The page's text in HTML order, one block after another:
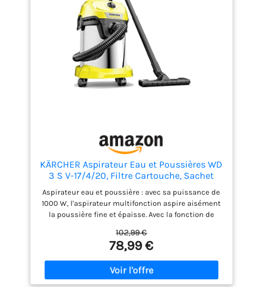
inclus : L'aspirateur eau et poussière wd 2 plus avec
un filtre cartouche, un sachet filtre ouate, un
suceur sol et fente, le flexible d'aspiration et 2
tubes d'aspiration
KÄRCHER Aspirateur Eau et Poussières WD
3 S V-17/4/20, Filtre Cartouche, Sachet
Ouate, 1000 W, Cuve en Acier Inoxydable :
17 l, Tube d'Aspiration : 2 m, Fonction
Soufflerie, Suceur Sol/Fentes
Aspirateur eau et poussière : avec sa puissance de
1000 W, l'aspirateur multifonction aspire aisément
la poussière fine et épaisse. Avec la fonction de
Aspirateur avec filtre à eau : le WD 3 S V-17420 est
équipé d'un filtre cartouche. Il permet d'aspirer la
poussière humide et sèche en même temps sans
avoir à changer le filtre Design pratique :
l'aspirateur WD 3 dispose d'une cuve en acier
102,99 €
78,99 €